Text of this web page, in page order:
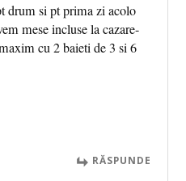
drum si pt prima zi acolo
mese incluse la cazare-
cu 2 baieti de 3 si 6
RĂSPUNDE